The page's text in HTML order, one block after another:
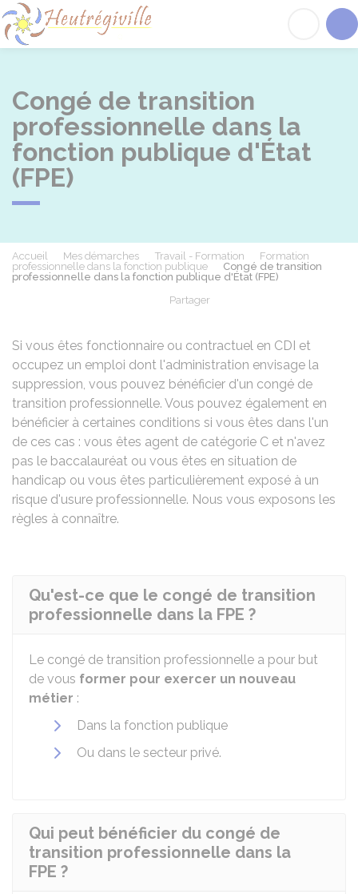
Congé de transition
professionnelle dans la
fonction publique d'État
(FPE)
Accueil Mes démarches Travail - Formation
Formation
professionnelle dans la fonction publique
Congé de transition
professionnelle dans la fonction publique d'État (FPE)
Partager
Si vous êtes fonctionnaire ou contractuel en CDI et
occupez un emploi dont l'administration envisage la
suppression, vous pouvez bénéficier d'un congé de
transition professionnelle. Vous pouvez également en
bénéficier à certaines conditions si vous êtes dans l'un
de ces cas : vous êtes agent de catégorie C et n'avez
pas le baccalauréat ou vous êtes en situation de
handicap ou vous êtes particulièrement exposé à un
risque d'usure professionnelle. Nous vous exposons les
règles à connaître.
Qu'est-ce que le congé de transition
professionnelle dans la FPE ?
Le congé de transition professionnelle a pour but
de vous former pour exercer un nouveau
métier :
Dans la fonction publique
Ou dans le secteur privé.
Qui peut bénéficier du congé de
transition professionnelle dans la
FPE ?